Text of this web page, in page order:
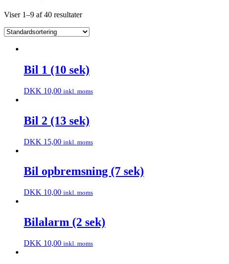
Viser 1–9 af 40 resultater
Bil 1 (10 sek)
DKK 10,00 inkl. moms
Bil 2 (13 sek)
DKK 15,00 inkl. moms
Bil opbremsning (7 sek)
DKK 10,00 inkl. moms
Bilalarm (2 sek)
DKK 10,00 inkl. moms